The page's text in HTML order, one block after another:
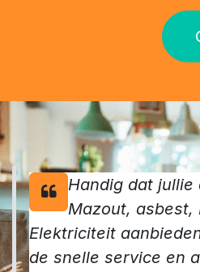
Handig dat jullie
Mazout, asbest,
Elektriciteit
de snelle service en